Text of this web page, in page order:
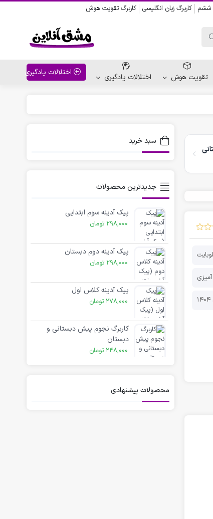
ششم کاربرگ زبان انگلیسی کاربرگ تقویت هوش
کاربرگ نقاشی نشانه ها
مناسبت ها
تقویت هوش اختلالات یادگیری اختلالات یادگیری
سبد خرید
جدیدترین محصولات
پیک آدینه سوم ابتدایی
298,000 تومان
پیک آدینه دوم دبستان
298,000 تومان
پیک آدینه کلاس اول
278,000 تومان
کاربرگ نجوم پیش دبستانی و
دبستان
248,000 تومان
محصولات پیشنهادی